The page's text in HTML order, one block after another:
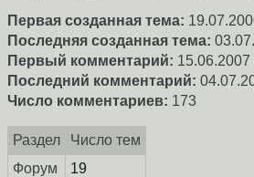
Первая созданная тема:
Последняя созданная тема:
Первый комментарий:
Последний комментарий:
Число комментариев: 173
Раздел
Число тем
Форум
19